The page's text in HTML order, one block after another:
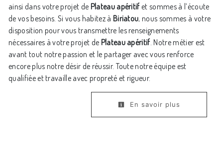
ainsi dans votre projet de Plateau apéritifet sommes à l’écoute
de vos besoins. Si vous habitez à Biriatou, nous sommes à votre
disposition pour vous transmettre les renseignements
nécessaires à votre projet de Plateau apéritif. Notre métier est
avant tout notre passion et le partager avec vous renforce
encore plus notre désir de réussir. Toute notre équipe est
qualifiée et travaille avec propreté et rigueur.
En savoir plus